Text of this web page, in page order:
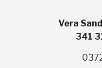
Vera
341